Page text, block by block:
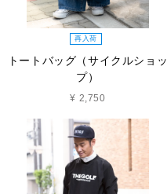
再入荷
トートバッグ（サイクルショッ
プ）
¥ 2,750